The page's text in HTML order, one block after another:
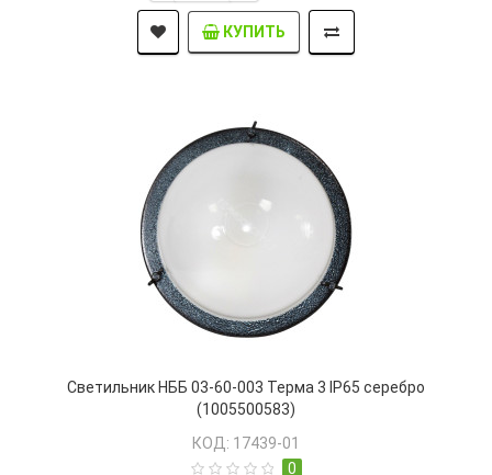
КУПИТЬ
Светильник НББ 03-60-003 Терма 3 IP65 серебро
(1005500583)
КОД: 17439-01
0